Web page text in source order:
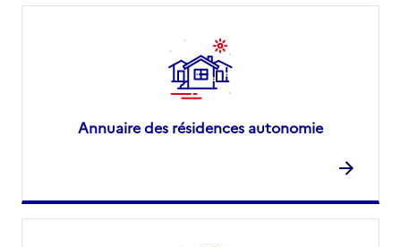
Annuaire des résidences autonomie